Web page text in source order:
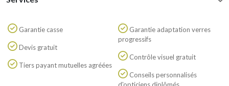
Garantie casse
Devis gratuit
Tiers payant mutuelles agréées
Garantie adaptation verres
progressifs
Contrôle visuel gratuit
Conseils personnalisés